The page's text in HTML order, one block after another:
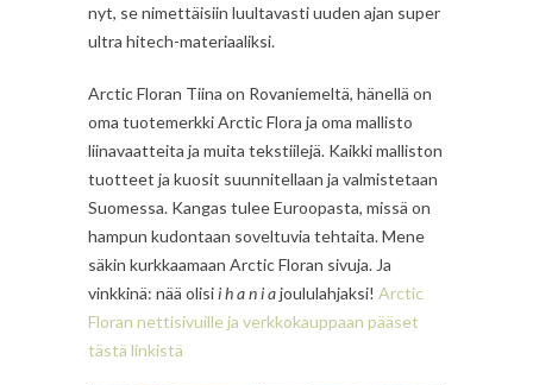
nyt, se nimettäisiin luultavasti uuden ajan super
ultra hitech-materiaaliksi.
Arctic Floran Tiina on Rovaniemeltä, hänellä on
oma tuotemerkki Arctic Flora ja oma mallisto
liinavaatteita ja muita tekstiilejä. Kaikki malliston
tuotteet ja kuosit suunnitellaan ja valmistetaan
Suomessa. Kangas tulee Euroopasta, missä on
hampun kudontaan soveltuvia tehtaita. Mene
säkin kurkkaamaan Arctic Floran sivuja. Ja
vinkkinä: nää olisii h a n i ajoululahjaksi! Arctic
Floran nettisivuille ja verkkokauppaan pääset
tästä linkistä